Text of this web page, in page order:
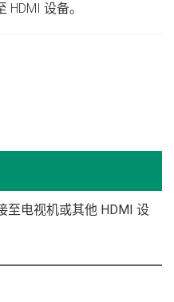
设备。
至电视机或其他 HDMI 设